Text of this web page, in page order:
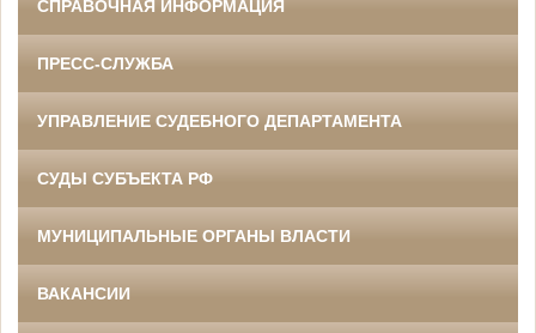
СПРАВОЧНАЯ ИНФОРМАЦИЯ
ПРЕСС-СЛУЖБА
УПРАВЛЕНИЕ СУДЕБНОГО ДЕПАРТАМЕНТА
СУДЫ СУБЪЕКТА РФ
МУНИЦИПАЛЬНЫЕ ОРГАНЫ ВЛАСТИ
ВАКАНСИИ